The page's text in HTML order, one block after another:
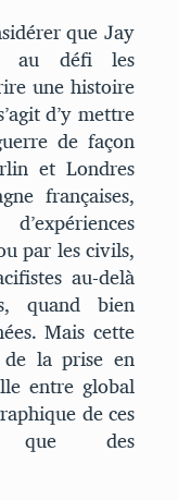
que Jay
au défi les
une histoire
d’y mettre
de façon
et Londres
françaises,
par les civils,
au-delà
quand bien
Mais cette
la prise en
entre global
de ces
que des